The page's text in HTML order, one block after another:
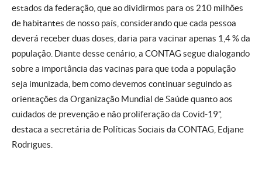
estados da federação, que ao dividirmos para os 210 milhões
de habitantes de nosso país, considerando que cada pessoa
deverá receber duas doses, daria para vacinar apenas 1,4 % da
população. Diante desse cenário, a CONTAG segue dialogando
sobre a importância das vacinas para que toda a população
seja imunizada, bem como devemos continuar seguindo as
orientações da Organização Mundial de Saúde quanto aos
cuidados de prevenção e não proliferação da Covid-19”,
destaca a secretária de Políticas Sociais da CONTAG, Edjane
Rodrigues.